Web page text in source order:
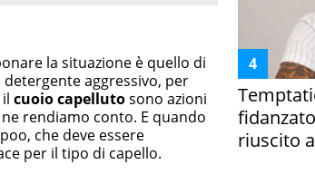
la situazione è quello di
aggressivo, per
cuoio capellutosono azioni
rendiamo conto. E quando
che deve essere
per il tipo di capello.
riuscito